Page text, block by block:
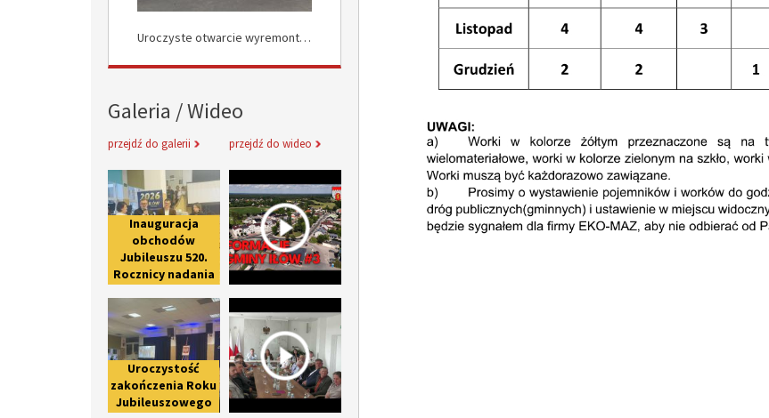
Uroczyste otwarcie wyremontowanych dróg w Załuskowie DOFINANSOWANIE NA REALIZACJĘ ZADANIA Z BUDŻETU WOJEWÓDZTWA MAZOWIECKIEGO W RAMACH PROGRAMU „MAZOWSZE DLA KLIMATU 2026”
Galeria / Wideo
przejdź do galerii przejdź do wideo
Inauguracja obchodów Jubileuszu 520. Rocznicy nadania praw miejskich Iłowowi - fotorelacja
Inauguracja
obchodów
Jubileuszu 520.
Rocznicy nadania
Iłowowi -
fotorelacja
Informacje z Gminy Iłów - lipiec
Uroczystość zakończenia Roku Jubileuszowego upamiętniającego 800-lecie pierwszej wzmianki o Iłowie
Uroczystość
zakończenia Roku
Jubileuszowego